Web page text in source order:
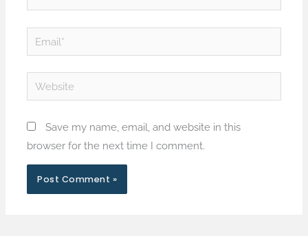
Email*
Website
Save my name, email, and website in this
browser for the next time I comment.